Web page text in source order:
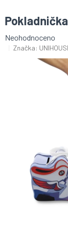
Průměrné
hodnocení
Neohodnoceno
Značka: